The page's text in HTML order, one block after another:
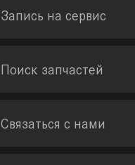
Запись на сервис
Поиск запчастей
Связаться с нами